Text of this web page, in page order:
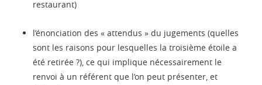
restaurant)
l’énonciation des « attendus » du jugements (quelles
sont les raisons pour lesquelles la troisième étoile a
été retirée ?), ce qui implique nécessairement le
renvoi à un référent que l’on peut présenter, et